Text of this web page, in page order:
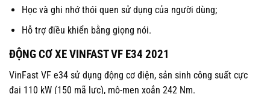
Học và ghi nhớ thói quen sử dụng của người dùng;
Hỗ trợ điều khiển bằng giọng nói.
ĐỘNG CƠ XE VINFAST VF E34 2021
VinFast VF e34 sử dụng động cơ điện, sản sinh công suất cực
đại 110 kW (150 mã lực), mô-men xoắn 242 Nm.